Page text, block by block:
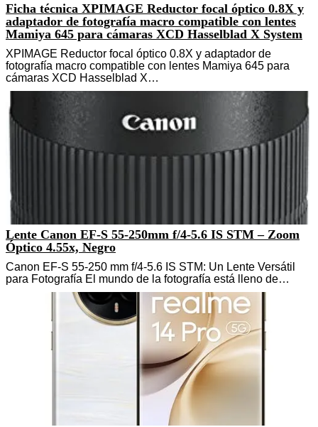
Ficha técnica XPIMAGE Reductor focal óptico 0.8X y
adaptador de fotografía macro compatible con lentes
Mamiya 645 para cámaras XCD Hasselblad X System
XPIMAGE Reductor focal óptico 0.8X y adaptador de
fotografía macro compatible con lentes Mamiya 645 para
cámaras XCD Hasselblad X…
Lente Canon EF-S 55-250mm f/4-5.6 IS STM – Zoom
Óptico 4.55x, Negro
Canon EF-S 55-250 mm f/4-5.6 IS STM: Un Lente Versátil
para Fotografía El mundo de la fotografía está lleno de…